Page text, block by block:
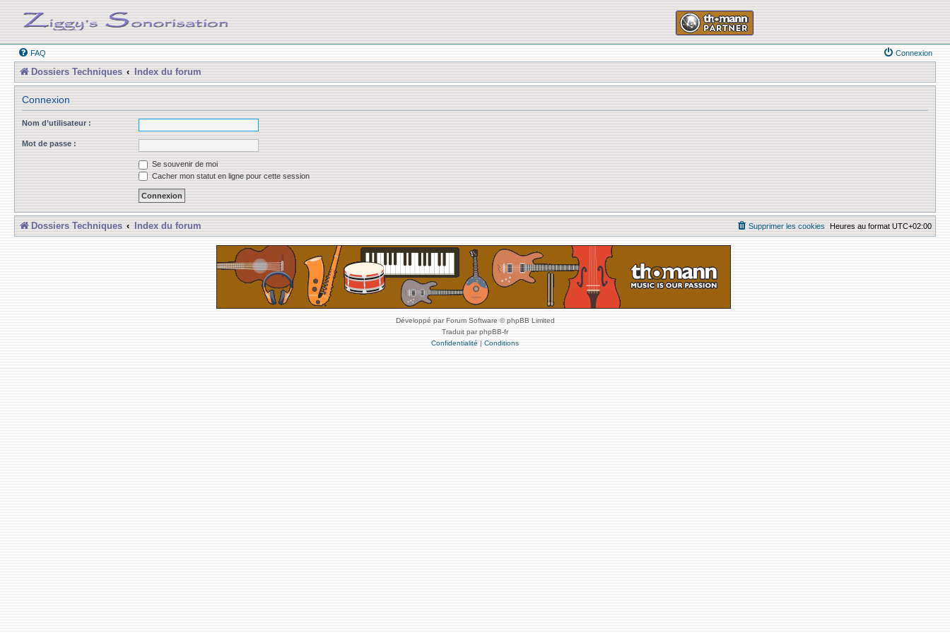
FAQ Connexion
Dossiers Techniques Index du forum
Connexion
Nom d’utilisateur :
Mot de passe :
Se souvenir de moi
Cacher mon statut en ligne pour cette session
Dossiers Techniques Index du forum Heures au format UTC+02:00
Supprimer les cookies
Développé par Forum Software © phpBB Limited
Traduit par phpBB-fr
Confidentialité | Conditions